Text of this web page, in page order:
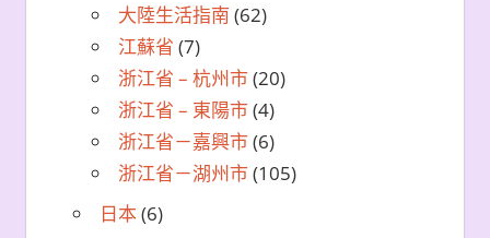
大陸生活指南 (62)
江蘇省 (7)
浙江省 – 杭州市(20)
浙江省 – 東陽市(4)
浙江省－嘉興市(6)
浙江省－湖州市(105)
日本(6)